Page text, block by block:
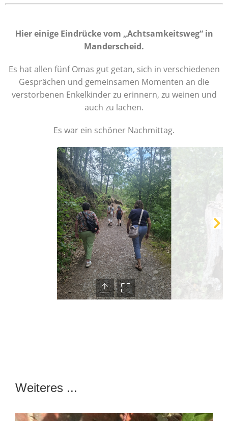
Hier einige Eindrücke vom „Achtsamkeitsweg“ in
Manderscheid.
Es hat allen fünf Omas gut getan, sich in verschiedenen
Gesprächen und gemeinsamen Momenten an die
verstorbenen Enkelkinder zu erinnern, zu weinen und
auch zu lachen.
Es war ein schöner Nachmittag.
Weiteres ...